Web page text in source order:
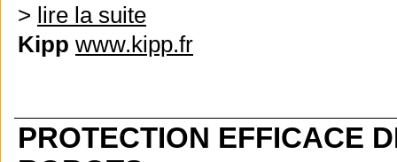
> lire la suite
Kipp www.kipp.fr
PROTECTION EFFICACE